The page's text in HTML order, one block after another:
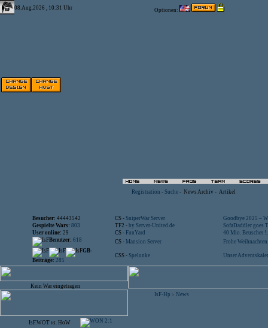
08.Aug.2026 , 10:31 Uhr Optionen:
Registration - Suche - News Archiv - Artikel
Besucher: 44443542 CS - SniperWar Server
Goodbye 2025 –
Gespielte Wars: 803 TF2 - by Server-United.de
SofaDaddler goes
User online: 29 CS - FunYard
40 Mio. Beuscher
Benutzer: 618 CS - Mansion Server
Frohe
GB-
Beiträge: 285
CSS - Spelunke Unser
Kein War eingetragen
IsF.WOT vs. HoW 2:1
IsF-Hp > News